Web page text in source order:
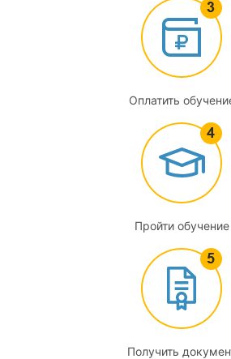
Оплатить
Пройти обучение
Получить